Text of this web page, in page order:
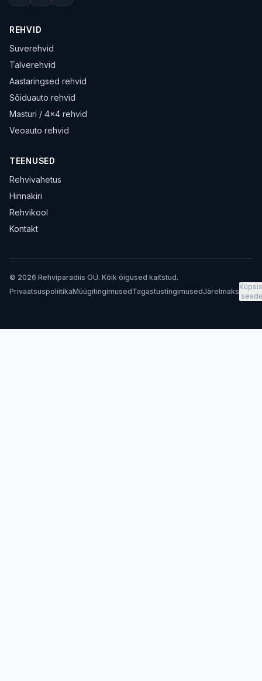
REHVID
Suverehvid
Talverehvid
Aastaringsed rehvid
Sõiduauto rehvid
Masturi / 4×4 rehvid
Veoauto rehvid
TEENUSED
Rehvivahetus
Hinnakiri
Rehvikool
Kontakt
© 2026 Rehviparadiis OÜ. Kõik õigused kaitstud.
PrivaatsuspoliitikaMüügitingimusedTagastustingimusedJärelmaks